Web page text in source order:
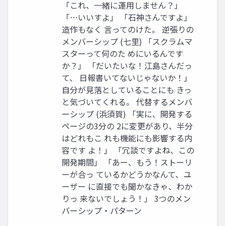
「これ、⼀緒に運⽤しません？」
「…いいすよ」 「⽯神さんですよ」
造作もなく ⾔ってのけた。 逆張りの
メンバーシップ (七⾥) 「スクラムマ
スターって何のた めにいるんです
か？」 「だいたいな！江島さんだっ
て、 ⽇報書いてないじゃないか！」
⾃分が⾒落としていることにも きっ
と気づいてくれる。 代替するメンバ
ーシップ (浜須賀) 「実に、開発する
ページの3分の 2に変更があり、半分
はどれもこ れも機能にも影響する内
容です よ！」 「冗談ですよね、この
開発期間」 「あー、もう！ストーリ
ーが合っ ているかどうかなんて、ユ
ーザー に直接でも聞かなきゃ、わか
りっ 来ないでしょう！」 3つのメン
バーシップ・パターン